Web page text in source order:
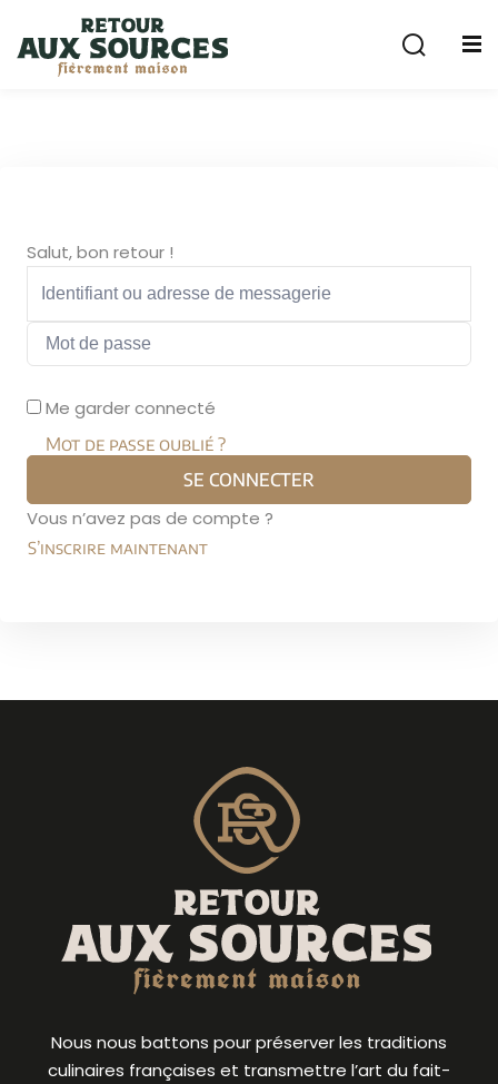
Salut, bon retour !
Me garder connecté
Mot de passe oublié ?
SE CONNECTER
Vous n’avez pas de compte ?
S’inscrire maintenant
Nous nous battons pour préserver les traditions
culinaires françaises et transmettre l’art du fait-
Sign in
Sign up
Already have an account?